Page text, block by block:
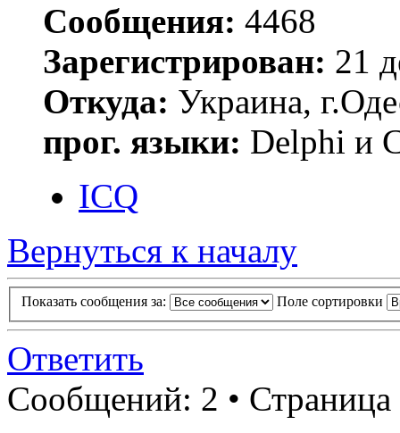
Сообщения: 4468
Зарегистрирован: 21
Откуда: Украина,
прог. языки: Delphi и
ICQ
Вернуться к началу
Показать сообщения за: Поле сортировки
Ответить
Сообщений: 2 • Страница